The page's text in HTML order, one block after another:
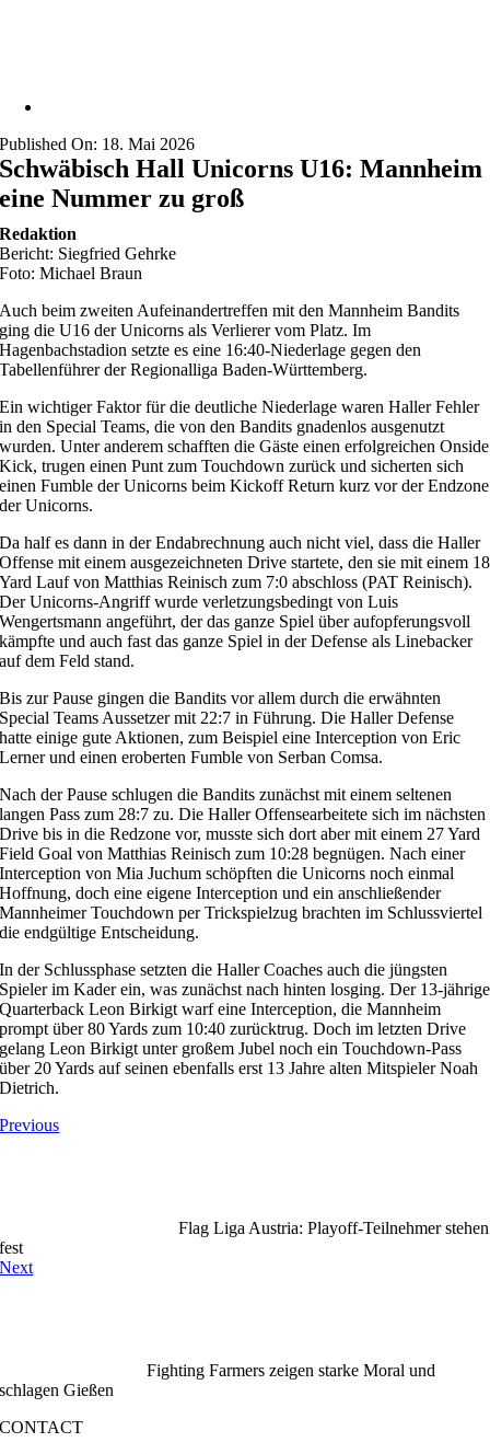
Published On: 18. Mai 2026
Schwäbisch Hall Unicorns U16: Mannheim
eine Nummer zu groß
Redaktion
Bericht: Siegfried Gehrke
Foto: Michael Braun
Auch beim zweiten Aufeinandertreffen mit den Mannheim Bandits
ging die U16 der Unicorns als Verlierer vom Platz. Im
Hagenbachstadion setzte es eine 16:40-Niederlage gegen den
Tabellenführer der Regionalliga Baden-Württemberg.
Ein wichtiger Faktor für die deutliche Niederlage waren Haller Fehler
in den Special Teams, die von den Bandits gnadenlos ausgenutzt
wurden. Unter anderem schafften die Gäste einen erfolgreichen Onside
Kick, trugen einen Punt zum Touchdown zurück und sicherten sich
einen Fumble der Unicorns beim Kickoff Return kurz vor der Endzone
der Unicorns.
Da half es dann in der Endabrechnung auch nicht viel, dass die Haller
Offense mit einem ausgezeichneten Drive startete, den sie mit einem 18
Yard Lauf von Matthias Reinisch zum 7:0 abschloss (PAT Reinisch).
Der Unicorns-Angriff wurde verletzungsbedingt von Luis
Wengertsmann angeführt, der das ganze Spiel über aufopferungsvoll
kämpfte und auch fast das ganze Spiel in der Defense als Linebacker
auf dem Feld stand.
Bis zur Pause gingen die Bandits vor allem durch die erwähnten
Special Teams Aussetzer mit 22:7 in Führung. Die Haller Defense
hatte einige gute Aktionen, zum Beispiel eine Interception von Eric
Lerner und einen eroberten Fumble von Serban Comsa.
Nach der Pause schlugen die Bandits zunächst mit einem seltenen
langen Pass zum 28:7 zu. Die Haller Offensearbeitete sich im nächsten
Drive bis in die Redzone vor, musste sich dort aber mit einem 27 Yard
Field Goal von Matthias Reinisch zum 10:28 begnügen. Nach einer
Interception von Mia Juchum schöpften die Unicorns noch einmal
Hoffnung, doch eine eigene Interception und ein anschließender
Mannheimer Touchdown per Trickspielzug brachten im Schlussviertel
die endgültige Entscheidung.
In der Schlussphase setzten die Haller Coaches auch die jüngsten
Spieler im Kader ein, was zunächst nach hinten losging. Der 13-jährige
Quarterback Leon Birkigt warf eine Interception, die Mannheim
prompt über 80 Yards zum 10:40 zurücktrug. Doch im letzten Drive
gelang Leon Birkigt unter großem Jubel noch ein Touchdown-Pass
über 20 Yards auf seinen ebenfalls erst 13 Jahre alten Mitspieler Noah
Dietrich.
Previous
Flag Liga Austria: Playoff-Teilnehmer stehen
fest
Next
Fighting Farmers zeigen starke Moral und
schlagen Gießen
CONTACT